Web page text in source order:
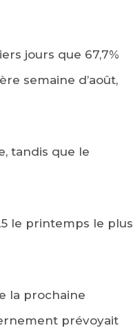
jours que 67,7%
semaine d’août,
tandis que le
le printemps le plus
la prochaine
prévoyait